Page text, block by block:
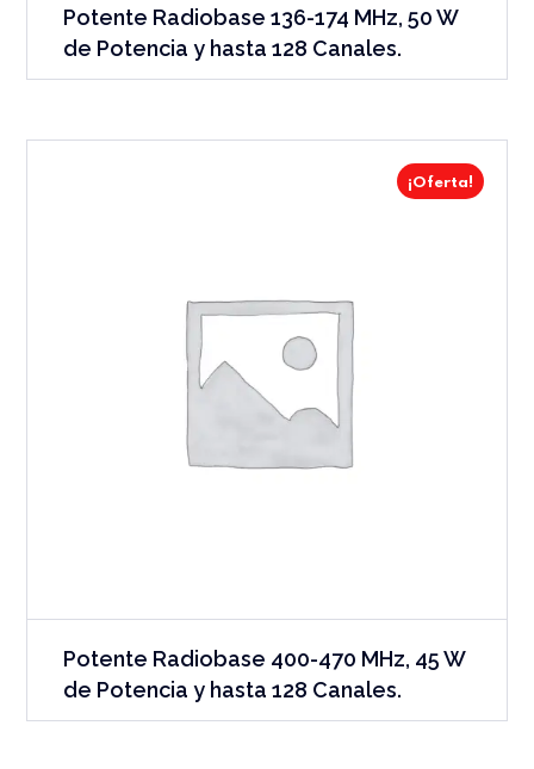
Potente Radiobase 136-174 MHz, 50 W
de Potencia y hasta 128 Canales.
¡Oferta!
Potente Radiobase 400-470 MHz, 45 W
de Potencia y hasta 128 Canales.